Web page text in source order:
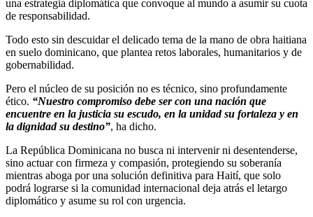
una estrategia diplomática que convoque al mundo a asumir su cuota
de responsabilidad.
Todo esto sin descuidar el delicado tema de la mano de obra haitiana
en suelo dominicano, que plantea retos laborales, humanitarios y de
gobernabilidad.
Pero el núcleo de su posición no es técnico, sino profundamente
ético. “Nuestro compromiso debe ser con una nación que
encuentre en la justicia su escudo, en la unidad su fortaleza y en
la dignidad su destino”, ha dicho.
La República Dominicana no busca ni intervenir ni desentenderse,
sino actuar con firmeza y compasión, protegiendo su soberanía
mientras aboga por una solución definitiva para Haití, que solo
podrá lograrse si la comunidad internacional deja atrás el letargo
diplomático y asume su rol con urgencia.